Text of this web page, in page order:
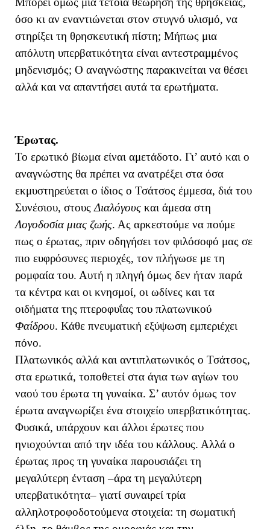
όσο κι αν εναντιώνεται στον στυγνό υλισμό, να
στηρίξει τη θρησκευτική πίστη; Μήπως μια
απόλυτη υπερβατικότητα είναι αντεστραμμένος
μηδενισμός; Ο αναγνώστης παρακινείται να θέσει
αλλά και να απαντήσει αυτά τα ερωτήματα.
Έρωτας.
Το ερωτικό βίωμα είναι αμετάδοτο. Γι’ αυτό και ο
αναγνώστης θα πρέπει να ανατρέξει στα όσα
εκμυστηρεύεται ο ίδιος ο Τσάτσος έμμεσα, διά του
Συνέσιου, στουςΔιαλόγους και άμεσα στη
Λογοδοσία μιας ζωής. Ας αρκεστούμε να πούμε
πως ο έρωτας, πριν οδηγήσει τον φιλόσοφό μας σε
πιο ευφρόσυνες περιοχές, τον πλήγωσε με τη
ρομφαία του. Αυτή η πληγή όμως δεν ήταν παρά
τα κέντρα και οι κνησμοί, οι ωδίνες και τα
οιδήματα της πτεροφυΐας του πλατωνικού
Φαίδρου. Κάθε πνευματική εξύψωση εμπεριέχει
πόνο.
Πλατωνικός αλλά και αντιπλατωνικός ο Τσάτσος,
στα ερωτικά, τοποθετεί στα άγια των αγίων του
ναού του έρωτα τη γυναίκα. Σ’ αυτόν όμως τον
έρωτα αναγνωρίζει ένα στοιχείο υπερβατικότητας.
Φυσικά, υπάρχουν και άλλοι έρωτες που
ηνιοχούνται από την ιδέα του κάλλους. Αλλά ο
έρωτας προς τη γυναίκα παρουσιάζει τη
μεγαλύτερη ένταση –άρα τη μεγαλύτερη
υπερβατικότητα– γιατί συναιρεί τρία
αλληλοτροφοδοτούμενα στοιχεία: τη σωματική